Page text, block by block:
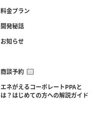
料金プラン
開発秘話
お知らせ
商談予約
エネがえるコーポレートPPAと
は？はじめての方への解説ガイド